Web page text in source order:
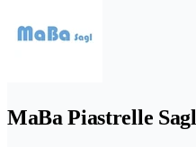
MaBa Piastrelle Sagl